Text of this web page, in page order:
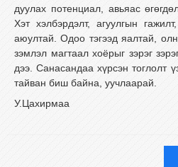
дуулах потенциал, авьяас
Хэт хэлбэрдэлт, агуулгын
аюултай. Одоо тэгээд яалтай,
зэмлэл магтаал хоёрыг зэрэг
дээ. Санасандаа хүрсэн тоглолт
тайван биш байна, уучлаарай.
У.Цахирмаа